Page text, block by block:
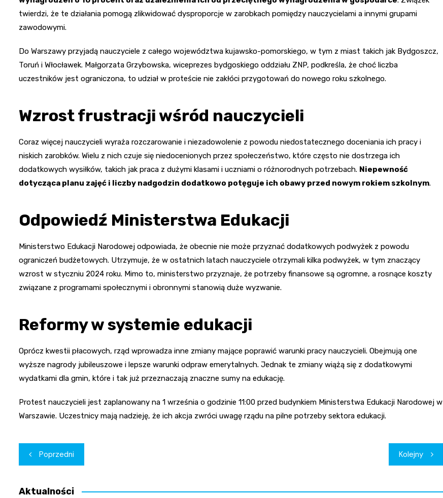
twierdzi, że te działania pomogą zlikwidować dysproporcje w zarobkach pomiędzy nauczycielami a innymi grupami
zawodowymi.
Do Warszawy przyjadą nauczyciele z całego województwa kujawsko-pomorskiego, w tym z miast takich jak Bydgoszcz,
Toruń i Włocławek. Małgorzata Grzybowska, wiceprezes bydgoskiego oddziału ZNP, podkreśla, że choć liczba
uczestników jest ograniczona, to udział w proteście nie zakłóci przygotowań do nowego roku szkolnego.
Wzrost frustracji wśród nauczycieli
Coraz więcej nauczycieli wyraża rozczarowanie i niezadowolenie z powodu niedostatecznego doceniania ich pracy i
niskich zarobków. Wielu z nich czuje się niedocenionych przez społeczeństwo, które często nie dostrzega ich
dodatkowych wysiłków, takich jak praca z dużymi klasami i uczniami o różnorodnych potrzebach. Niepewność
dotycząca planu zajęć i liczby nadgodzin dodatkowo potęguje ich obawy przed nowym rokiem szkolnym.
Odpowiedź Ministerstwa Edukacji
Ministerstwo Edukacji Narodowej odpowiada, że obecnie nie może przyznać dodatkowych podwyżek z powodu
ograniczeń budżetowych. Utrzymuje, że w ostatnich latach nauczyciele otrzymali kilka podwyżek, w tym znaczący
wzrost w styczniu 2024 roku. Mimo to, ministerstwo przyznaje, że potrzeby finansowe są ogromne, a rosnące koszty
związane z programami społecznymi i obronnymi stanowią duże wyzwanie.
Reformy w systemie edukacji
Oprócz kwestii płacowych, rząd wprowadza inne zmiany mające poprawić warunki pracy nauczycieli. Obejmują one
wyższe nagrody jubileuszowe i lepsze warunki odpraw emerytalnych. Jednak te zmiany wiążą się z dodatkowymi
wydatkami dla gmin, które i tak już przeznaczają znaczne sumy na edukację.
Protest nauczycieli jest zaplanowany na 1 września o godzinie 11:00 przed budynkiem Ministerstwa Edukacji Narodowej w
Warszawie. Uczestnicy mają nadzieję, że ich akcja zwróci uwagę rządu na pilne potrzeby sektora edukacji.
Nawigacja
wpisu
Poprzedni Kolejny
Aktualności